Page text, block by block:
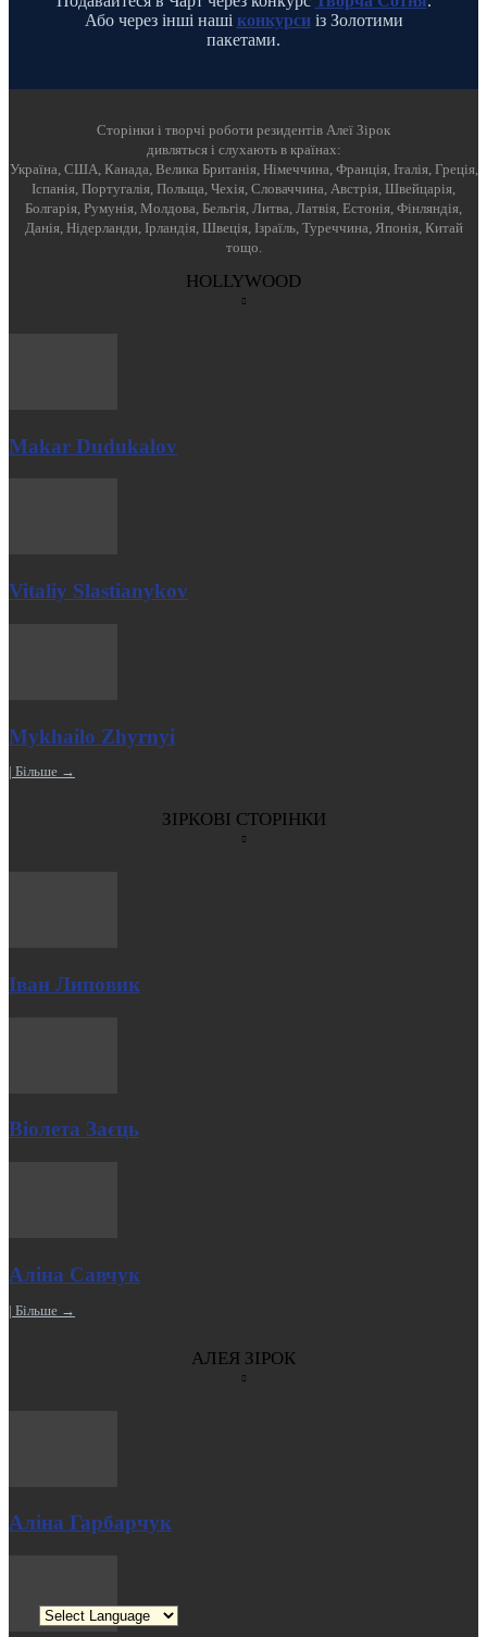
Або через інші наші конкурсиіз Золотими
пакетами.
Cторінки і творчі роботи резидентів Алеї Зірок
дивляться і слухають в країнах:
Україна, США, Канада, Велика Британія, Німеччина, Франція, Італія, Греція,
Іспанія, Португалія, Польща, Чехія, Словаччина, Австрія, Швейцарія,
Болгарія, Румунія, Молдова, Бельгія, Литва, Латвія, Естонія, Фінляндія,
Данія, Нідерланди, Ірландія, Швеція, Ізраїль, Туреччина, Японія, Китай
тощо.
HOLLYWOOD
Makar Dudukalov
Vitaliy Slastianykov
Mykhailo Zhyrnyi
| Більше →
ЗІРКОВІ СТОРІНКИ
Іван Липовик
Віолета Заєць
Аліна Савчук
| Більше →
АЛЕЯ ЗІРОК
Аліна Гарбарчук